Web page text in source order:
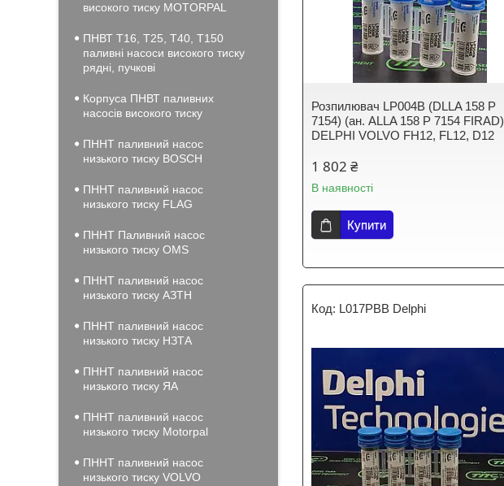
Розпилювач LP004B (DLLA 158 P
7154) (ан. ALLA 158 P 7154 FIRAD)
DELPHI VOLVO FH12, FL12, D12
1 802 ₴
В наявності
Купити
L017PBB Delphi
високого тиску MOTORPAL
ПНВТ Т16, Т25, Т40, Т150
паливні насоси високого тиску
рядні, пучкові
Корпуса ПНВТ паливних
насосів високого тиску
ПННТ паливний насос
низького тиску BOSCH
ПННТ паливний насос
низького тиску FLAG
ПННТ Паливний насос
низького тиску OMS
ПННТ паливний насос
низького тиску АЗТН
ПННТ паливний насос
низького тиску НЗТА
ПННТ паливний насос
низького тиску ЯА
ПННТ паливний насос
низького тиску Motorpal
ПННТ паливний насос
низького тиску VOLVO